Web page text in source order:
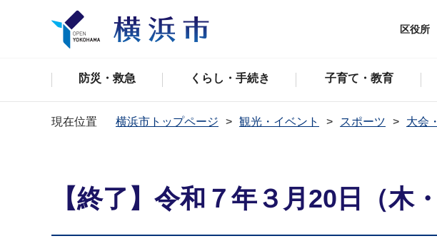
区役所
防災・救急 くらし・手続き 子育て・教育
現在位置 横浜市トップページ 観光・イベント スポーツ 大会
【終了】令和７年３月20日（